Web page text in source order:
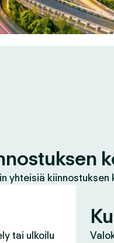
yhteisiä
tai ulkoilu